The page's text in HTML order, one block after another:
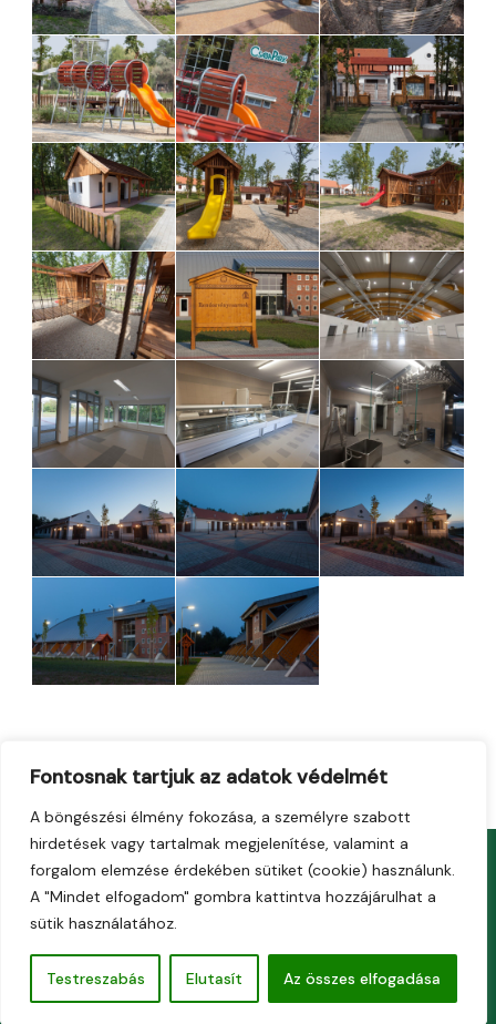
Fontosnak tartjuk az adatok védelmét
A böngészési élmény fokozása, a személyre szabott
hirdetések vagy tartalmak megjelenítése, valamint a
forgalom elemzése érdekében sütiket (cookie) használunk.
A "Mindet elfogadom" gombra kattintva hozzájárulhat a
sütik használatához.
Testreszabás Elutasít Az összes elfogadása
Previous Gallery
CsabaPark Kft. • Impresszum Adatkezelési tájékoztató
Üzemelteti aCsabaInformatika.NET